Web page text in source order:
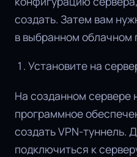
создать. Затем вам
в выбранном облачном
Установите на
На созданном сервере
программное
создать VPN-туннель.
подключиться к